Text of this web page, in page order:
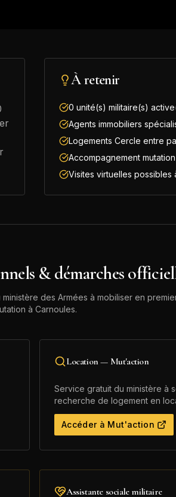
À retenir
0 unité(s) militaire(s)
Agents immobiliers
Logements Cercle entre
Accompagnement
Visites virtuelles possibles
& démarches
des Armées à mobiliser en
à Carnoules.
Location — Mut'action
Service gratuit du ministère à
recherche de logement en
Accéder à Mut'action
Assistante sociale militaire